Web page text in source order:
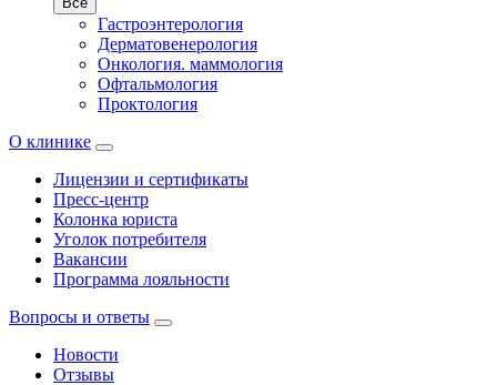
Гастроэнтерология
Дерматовенерология
Онкология. маммология
Офтальмология
Проктология
О клинике
Лицензии и сертификаты
Пресс-центр
Колонка юриста
Уголок потребителя
Вакансии
Программа лояльности
Вопросы и ответы
Новости
Отзывы